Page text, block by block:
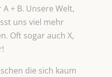
+ B. Unsere Welt,
uns viel mehr
Oft sogar auch X,
die sich kaum